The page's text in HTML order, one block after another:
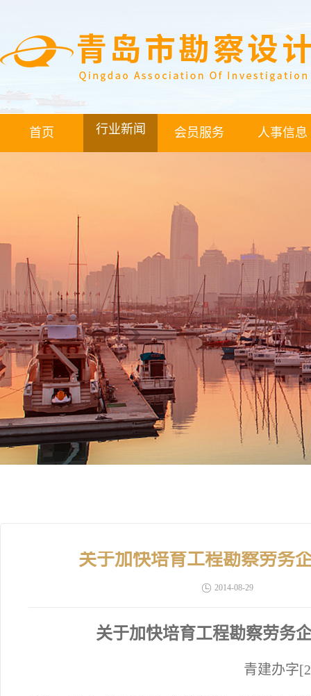
首页 行业新闻 会员服务 人事信息
关于加快培育工程勘察劳务
2014-08-29
关于加快培育工程勘察劳务
青建办字